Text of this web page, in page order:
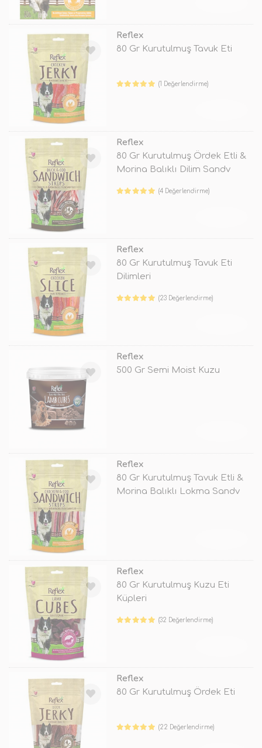
Reflex
80 Gr Kurutulmuş Tavuk Eti
(1 Değerlendirme)
Reflex
80 Gr Kurutulmuş Ördek Etli &
Morina Balıklı Dilim Sandv
(4 Değerlendirme)
Reflex
80 Gr Kurutulmuş Tavuk Eti
Dilimleri
(23 Değerlendirme)
Reflex
500 Gr Semi Moist Kuzu
Reflex
80 Gr Kurutulmuş Tavuk Etli &
Morina Balıklı Lokma Sandv
Reflex
80 Gr Kurutulmuş Kuzu Eti
Küpleri
(32 Değerlendirme)
Reflex
80 Gr Kurutulmuş Ördek Eti
(22 Değerlendirme)